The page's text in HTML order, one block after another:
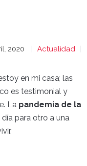
2020
Actualidad
en mi casa; las
es testimonial y
La pandemia de la
para otro a una